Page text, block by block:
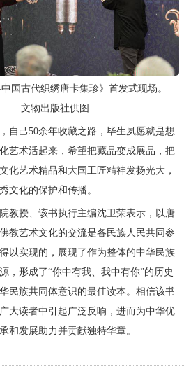
国古代织绣唐卡集珍》首发式现场。
文物出版社供图
自己50余年收藏之路，毕生夙愿就是想
艺术活起来，希望把藏品变成展品，把
化艺术精品和大国工匠精神发扬光大，
文化的保护和传播。
教授、该书执行主编沈卫荣表示，以唐
教艺术文化的交流是各民族人民共同参
以实现的，展现了作为整体的中华民族
，形成了“你中有我、我中有你”的历史
民族共同体意识的最佳读本。相信该书
大读者中引起广泛反响，进而为中华优
和发展助力并贡献独特华章。